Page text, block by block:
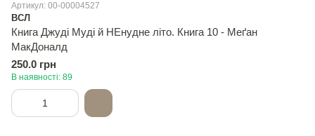
Артикул: 00-00004527
ВСЛ
Книга Джуді Муді й НЕнудне літо. Книга 10 - Меґан
МакДоналд
250.0 грн
В наявності: 89